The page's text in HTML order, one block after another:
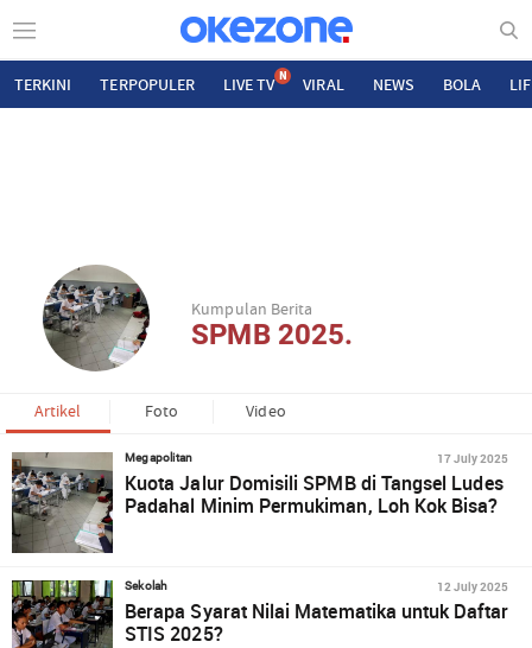
TERKINI TERPOPULER LIVE TV N VIRAL NEWS BOLA
Kumpulan Berita
SPMB 2025.
Artikel Foto Video
Megapolitan 17 July 2025
Kuota Jalur Domisili SPMB di Tangsel Ludes
Padahal Minim Permukiman, Loh Kok Bisa?
Sekolah 12 July 2025
Berapa Syarat Nilai Matematika untuk Daftar
STIS 2025?